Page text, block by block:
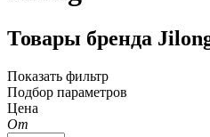
Товары бренда
Показать фильтр
Подбор параметров
Цена
От